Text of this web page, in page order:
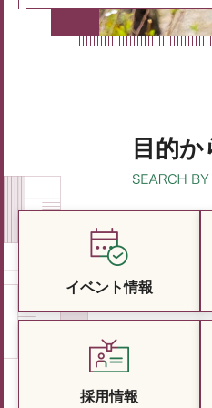
目的
イベント情報
採用情報